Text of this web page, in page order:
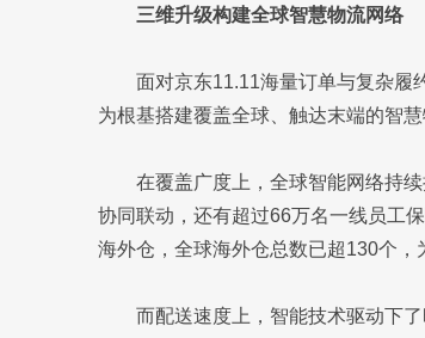
三维升级构建全球智慧物流网络
面对京东11.11海量订单与复杂履
为根基搭建覆盖全球、触达末端的智
在覆盖广度上，全球智能网络持
协同联动，还有超过66万名一线员工
海外仓，全球海外仓总数已超130个，
而配送速度上，智能技术驱动下